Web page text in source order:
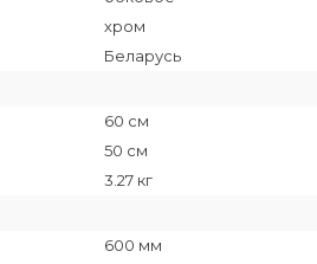
хром
Беларусь
60 см
50 см
3.27 кг
600 мм